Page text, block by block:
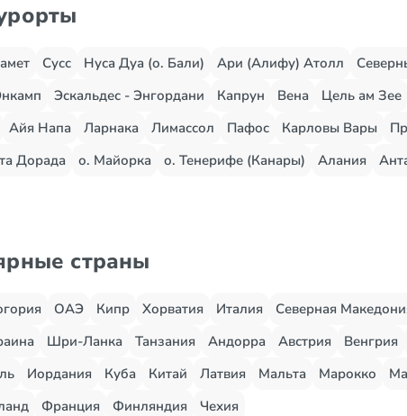
Сусс Нуса Дуа (о. Бали) Ари (Алифу) Атолл
Эскальдес - Энгордани Капрун Вена Цель ам Зее
Айя Напа Ларнака Лимассол Пафос Карловы Вары
Дорада о. Майорка о. Тенерифе (Канары) Алания
страны
ОАЭ Кипр Хорватия Италия Северная
Шри-Ланка Танзания Андорра Австрия Венгрия
Иордания Куба Китай Латвия Мальта Марокко
Франция Финляндия Чехия